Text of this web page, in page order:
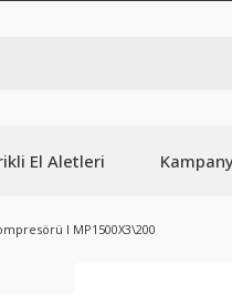
El Aletleri
I MP1500X3\200